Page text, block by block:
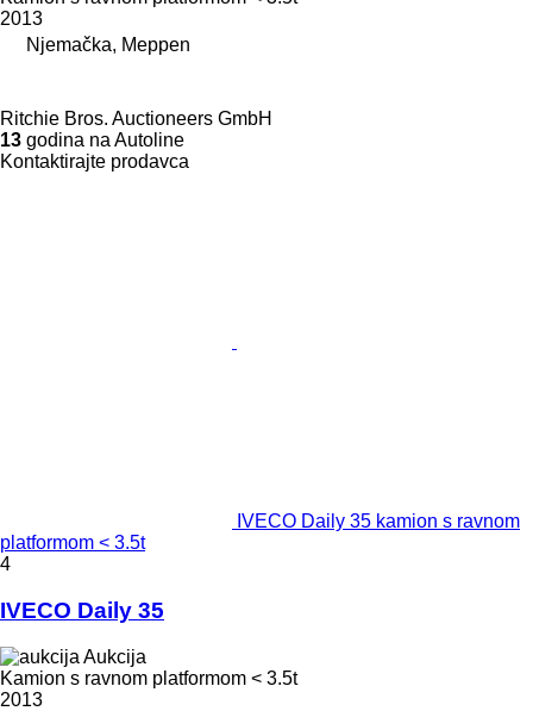
2013
Njemačka, Meppen
Ritchie Bros. Auctioneers GmbH
13 godina na Autoline
Kontaktirajte prodavca
IVECO Daily 35 kamion s ravnom
platformom < 3.5t
4
IVECO Daily 35
Aukcija
Kamion s ravnom platformom < 3.5t
2013